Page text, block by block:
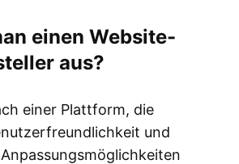
einen Website-
aus?
einer Plattform, die
und